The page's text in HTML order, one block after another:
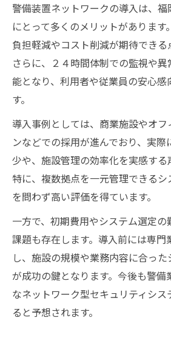
警備装置ネットワークの導入は、
にとって多くのメリットがあります
負担軽減やコスト削減が期待できる
さらに、２４時間体制での監視や
能となり、利用者や従業員の安心感
す。
導入事例としては、商業施設やオフ
ンなどでの採用が進んでおり、実
少や、施設管理の効率化を実感する
特に、複数拠点を一元管理できる
を問わず高い評価を得ています。
一方で、初期費用やシステム選定
課題も存在します。導入前には専門
し、施設の規模や業務内容に合っ
が成功の鍵となります。今後も警備
なネットワーク型セキュリティシス
ると予想されます。